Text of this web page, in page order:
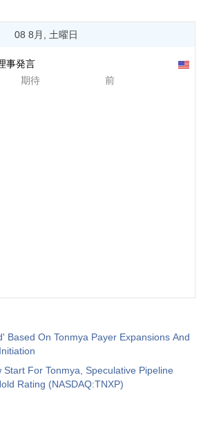
08 8月, 土曜日
事発言
期待 前
Based On Tonmya Payer Expansions And
Start For Tonmya, Speculative Pipeline
Rating (NASDAQ:TNXP)